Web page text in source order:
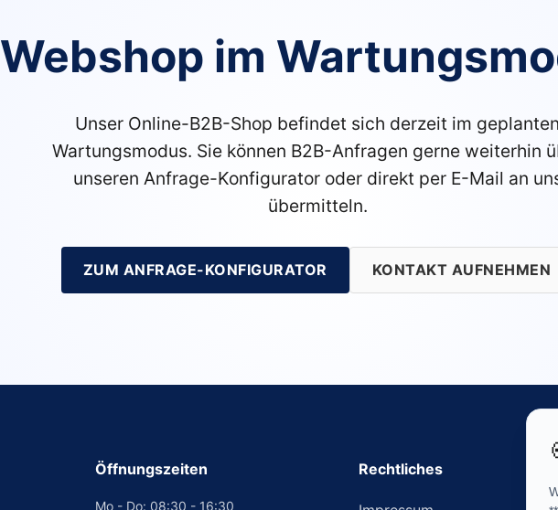
Webshop im
Unser Online-B2B-Shop befindet sich derzeit im geplanten
Wartungsmodus. Sie können B2B-Anfragen gerne weiterhin
unseren Anfrage-Konfigurator oder direkt per E-Mail an
übermitteln.
ZUM ANFRAGE-KONFIGURATOR KONTAKT AUFNEHMEN
Öffnungszeiten
Mo - Do: 08:30 - 16:30
Rechtliches